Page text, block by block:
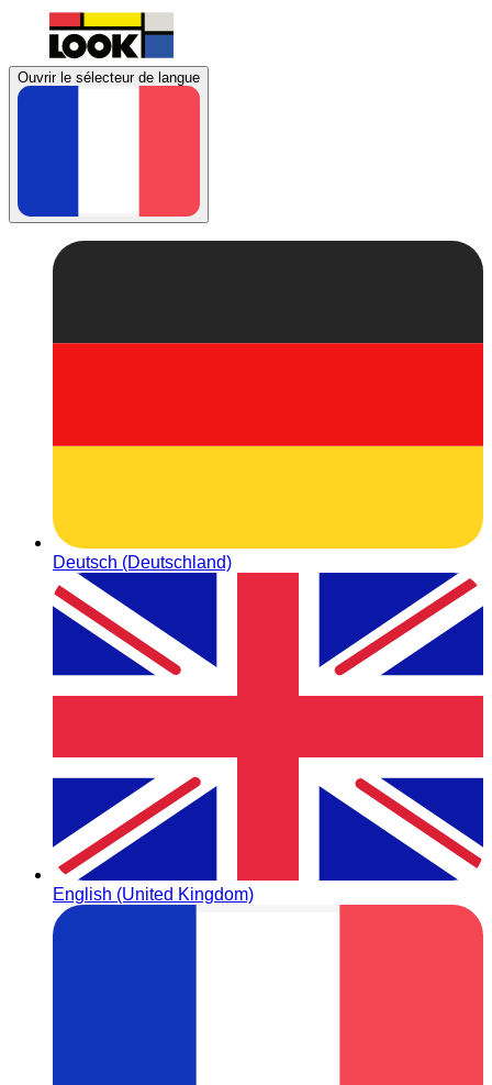
Ouvrir le sélecteur de langue
Deutsch (Deutschland)
English (United Kingdom)